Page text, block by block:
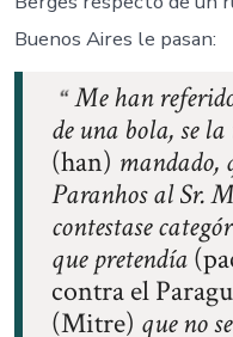
Buenos Aires le pasan:
Me han
de una bola, se
(han) mandado,
Paranhos al Sr.
contestase
que pretendía
contra el
(Mitre) que no